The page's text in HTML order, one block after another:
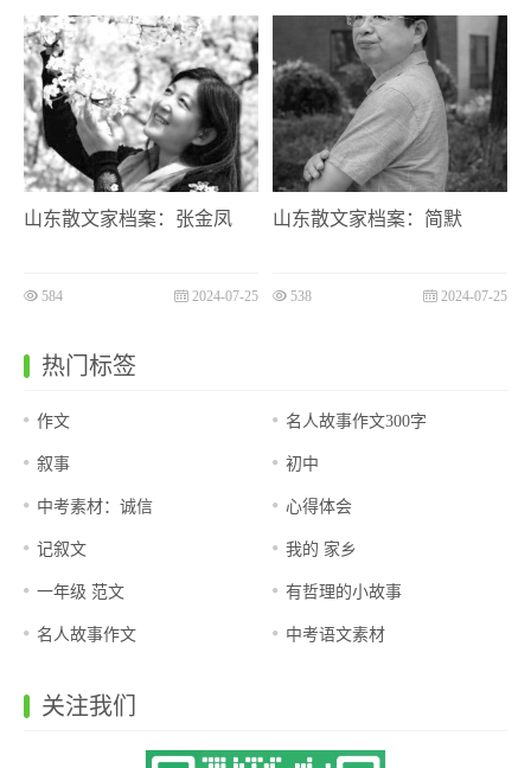
山东散文家档案：张金凤
584 2024-07-25
山东散文家档案：简默
538 2024-07-25
热门标签
作文 名人故事作文300字
叙事 初中
中考素材：诚信 心得体会
记叙文 我的 家乡
一年级 范文 有哲理的小故事
名人故事作文 中考语文素材
关注我们